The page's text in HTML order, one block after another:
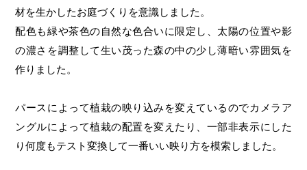
材を生かしたお庭づくりを意識しました。
配色も緑や茶色の自然な色合いに限定し、太陽の位置や影
の濃さを調整して生い茂った森の中の少し薄暗い雰囲気を
作りました。
パースによって植栽の映り込みを変えているのでカメラア
ングルによって植栽の配置を変えたり、一部非表示にした
り何度もテスト変換して一番いい映り方を模索しました。